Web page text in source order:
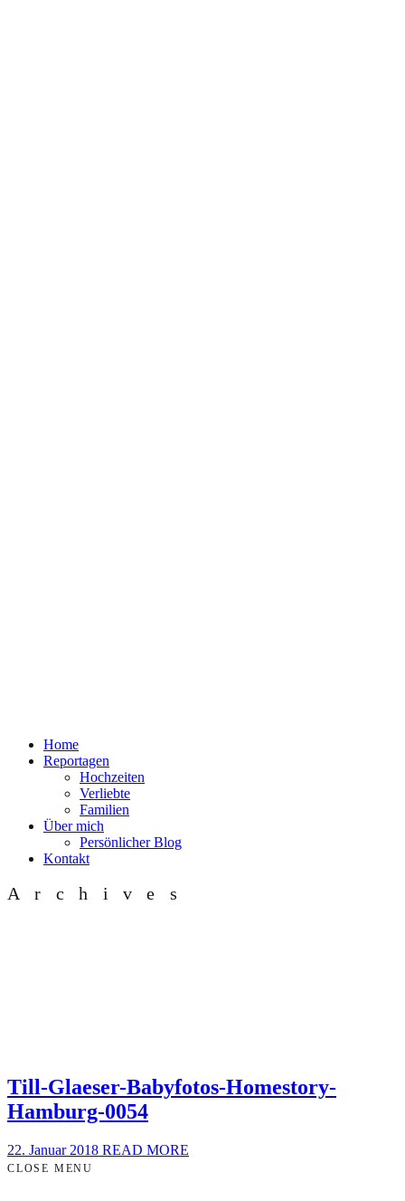
Home
Reportagen
Hochzeiten
Verliebte
Familien
Über mich
Persönlicher Blog
Kontakt
Archives
Till-Glaeser-Babyfotos-Homestory-
Hamburg-0054
22. Januar 2018 READ MORE
CLOSE MENU